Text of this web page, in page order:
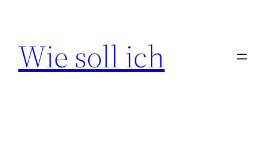
springen
Wie soll ich